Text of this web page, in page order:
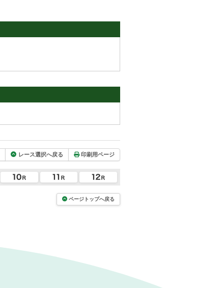
レース選択へ戻る 印刷用ページ
ページトップへ戻る